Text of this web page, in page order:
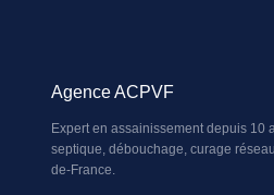
Agence ACPVF
Expert en assainissement depuis 10
septique, débouchage, curage
de-France.